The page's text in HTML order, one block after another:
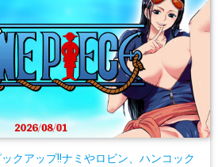
クアップ!!ナミやロビン、ハンコック